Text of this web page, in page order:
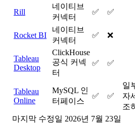
Rill
네이티브
커넥터
✅ ✅
Rocket BI
네이티브
커넥터
✅ ❌
Tableau
Desktop
ClickHouse
공식 커넥
터
✅ ✅
Tableau
Online
MySQL 인
터페이스
✅ ✅
일
자
조
마지막 수정일 2026년 7월 23일